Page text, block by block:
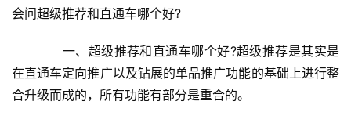
会问超级推荐和直通车哪个好?
一、超级推荐和直通车哪个好?超级推荐是其实是
在直通车定向推广以及钻展的单品推广功能的基础上进行整
合升级而成的，所有功能有部分是重合的。